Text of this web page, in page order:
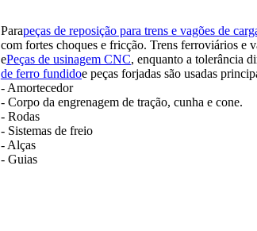
Parapeças de reposição para trens e vagões de
com fortes choques e fricção. Trens ferroviários e
ePeças de usinagem CNC, enquanto a tolerância
de ferro fundidoe peças forjadas são usadas
- Amortecedor
- Corpo da engrenagem de tração, cunha e cone.
- Rodas
- Sistemas de freio
- Alças
- Guias